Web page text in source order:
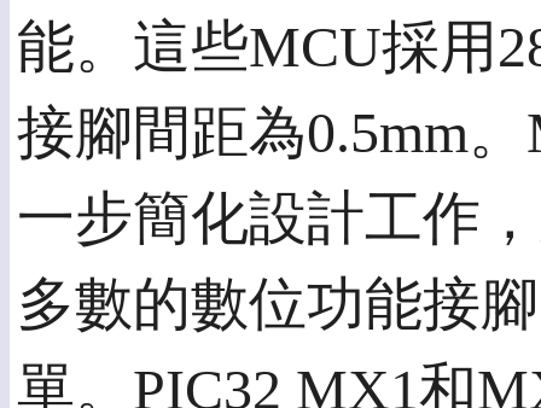
能。這些MCU採用
接腳間距為0.5mm
一步簡化設計工作
多數的數位功能接
單。PIC32 MX1和